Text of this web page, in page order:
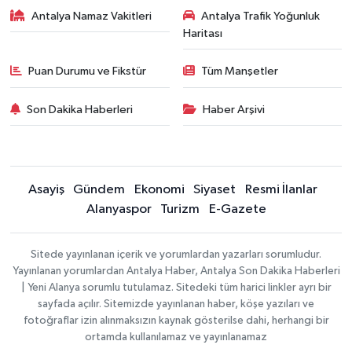
Antalya Namaz Vakitleri
Antalya Trafik Yoğunluk
Haritası
Puan Durumu ve Fikstür Tüm Manşetler
Son Dakika Haberleri Haber Arşivi
Asayiş Gündem Ekonomi Siyaset
Resmi İlanlar
Alanyaspor
Turizm E-Gazete
Sitede yayınlanan içerik ve yorumlardan yazarları sorumludur.
Yayınlanan yorumlardan Antalya Haber, Antalya Son Dakika Haberleri
| Yeni Alanya sorumlu tutulamaz. Sitedeki tüm harici linkler ayrı bir
sayfada açılır. Sitemizde yayınlanan haber, köşe yazıları ve
fotoğraflar izin alınmaksızın kaynak gösterilse dahi, herhangi bir
ortamda kullanılamaz ve yayınlanamaz